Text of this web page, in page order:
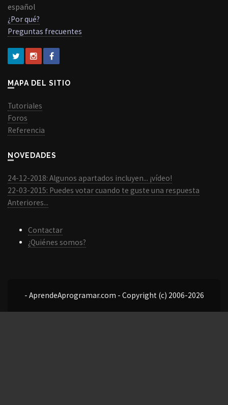
español
¿Por qué?
Preguntas frecuentes
MAPA DEL SITIO
Tutoriales
Foros
Referencia
NOVEDADES
24-12-2018: Algunos apartados incluyen... ¡vídeo!
22-03-2015: Puedes votar cuando te guste una respuesta
Anteriores...
Contactar
¿Quiénes somos?
- AprendeAprogramar.com - Copyright (c) 2006-2026